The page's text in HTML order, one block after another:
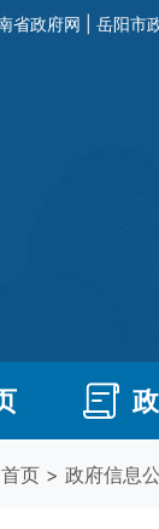
省政府网 岳阳市
首页 > 政府信息